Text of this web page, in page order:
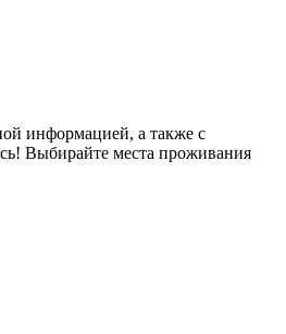
информацией, а также с
Выбирайте места проживания